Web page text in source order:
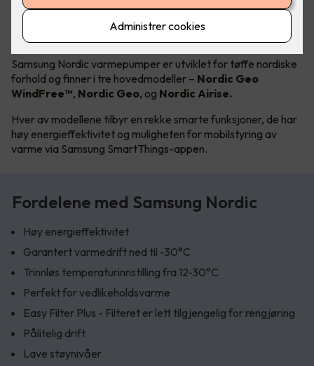
Kommer i 3 forskjellige modeller
Samsung Nordic varmepumper er utviklet for tøffe nordiske
forhold og finner i tre hovedmodeller – Nordic Geo
WindFree™, Nordic Geo, og Nordic Airise.
Hver av modellene tilbyr en rekke smarte funksjoner, de har
høy energieffektivitet og muligheten for mobilstyring av
varme via Samsung SmartThings-appen.
Fordelene med Samsung Nordic
Høy energieffektivitet
Garantert varmedrift ned til -30°C
Trinnløs temperaturinnstilling fra 12-30°C
Perfekt for vedlikeholdsvarme
Easy Filter Plus - Filteret er lett tilgjengelig for rengjøring
Pålitelig drift
Lave støynivåer